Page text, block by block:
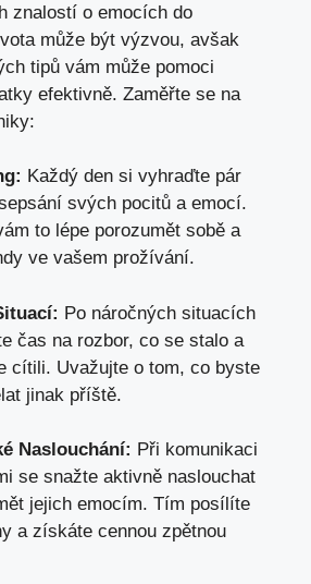
znalostí o emocích do
může být výzvou, avšak
tipů vám může pomoci
efektivně. Zaměřte se na
Každý den si vyhraďte pár
svých pocitů a emocí.
to lépe porozumět sobě a
ve vašem prožívání.
Po náročných situacích
čas na rozbor, co se stalo a
cítili. Uvažujte o tom, co byste
jinak příště.
Naslouchání: Při komunikaci
se snažte aktivně naslouchat
jejich emocím. Tím posílíte
a získáte cennou zpětnou